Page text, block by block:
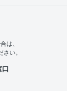
は、
い。